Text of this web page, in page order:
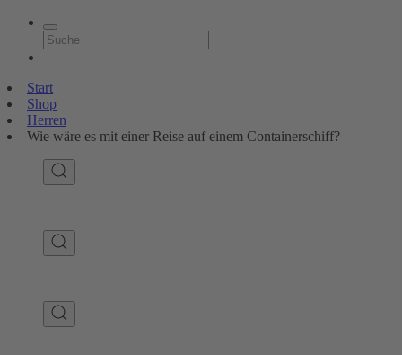
Start
Shop
Herren
Wie wäre es mit einer Reise auf einem Containerschiff?